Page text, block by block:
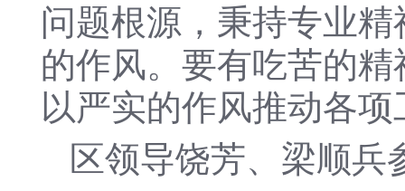
问题根源，秉持专业
的作风。要有吃苦的
以严实的作风推动各
区领导饶芳、梁顺兵